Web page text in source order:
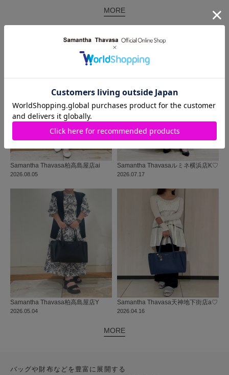
MORE
同じ商品を使った コーディネート
2026.08.05
Samantha Thavasa柏高島屋店ai
2026.07.17
Samantha Thavasaルミネ横浜店K♡
2026.05.04
Samantha Thavasa柏高島屋店Y
2026.04.16
Samantha Thavasa天神地下街店a♡
MORE
バッグや財布などを豊富に展開する